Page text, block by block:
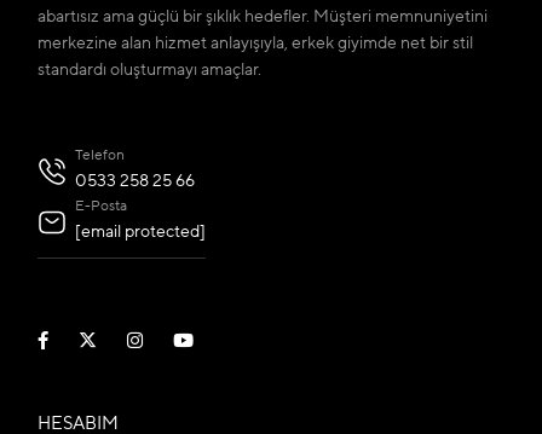
abartısız ama güçlü bir şıklık hedefler. Müşteri memnuniyetini
merkezine alan hizmet anlayışıyla, erkek giyimde net bir stil
standardı oluşturmayı amaçlar.
Telefon
0533 258 25 66
E-Posta
[email protected]
HESABIM